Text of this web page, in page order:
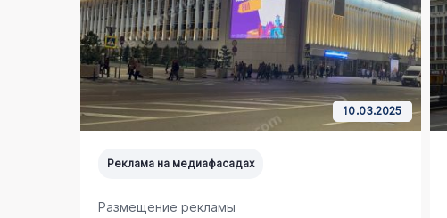
10.03.2025
Реклама на медиафасадах
Размещение рекламы